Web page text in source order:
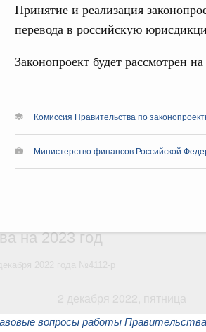
Принятие и реализация
перевода в российскую
Законопроект будет рассмотрен
Комиссия Правительства по
Министерство финансов Российской
Цифровизация
деятельности
24 июля 2023, понедельник
повышает качество
30 декабря 2022, пятница
законопроектной
на 2023 год
вопросы работы